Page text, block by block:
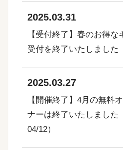
2025.03.31
【受付終了】春のお得
受付を終了いたしました
2025.03.27
【開催終了】4月の無料
ナーは終了いたしました
04/12）